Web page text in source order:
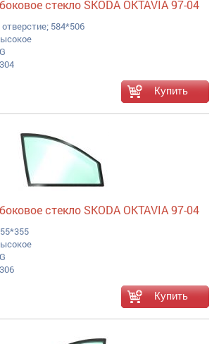
стекло SKODA OKTAVIA 97-04
отверстие; 584*506
стекло SKODA OKTAVIA 97-04